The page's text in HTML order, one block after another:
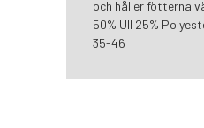
och håller fötterna
50% Ull 25%
35-46